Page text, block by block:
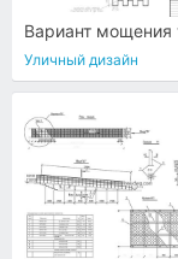
Уличный дизайн